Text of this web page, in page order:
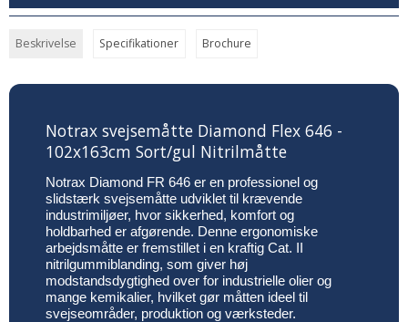
Beskrivelse Specifikationer Brochure
Notrax svejsemåtte Diamond Flex 646 -
102x163cm Sort/gul Nitrilmåtte
Notrax Diamond FR 646 er en professionel og
slidstærk svejsemåtte udviklet til krævende
industrimiljøer, hvor sikkerhed, komfort og
holdbarhed er afgørende. Denne ergonomiske
arbejdsmåtte er fremstillet i en kraftig Cat. II
nitrilgummiblanding, som giver høj
modstandsdygtighed over for industrielle olier og
mange kemikalier, hvilket gør måtten ideel til
svejseområder, produktion og værksteder.